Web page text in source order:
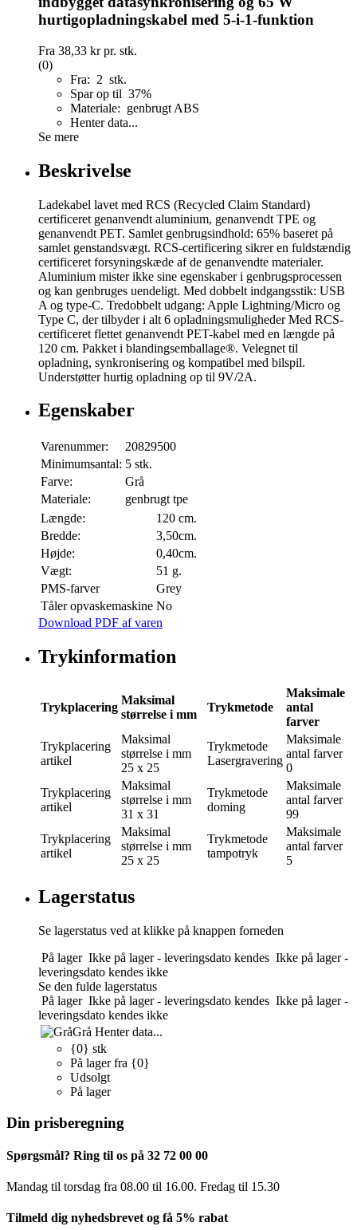
hurtigopladningskabel med 5-i-1-funktion
Fra 38,33 krpr. stk.
(0)
Fra: 2 stk.
Spar op til 37%
Materiale: genbrugt ABS
Henter data...
Se mere
Beskrivelse
Ladekabel lavet med RCS (Recycled Claim Standard)
certificeret genanvendt aluminium, genanvendt TPE og
genanvendt PET. Samlet genbrugsindhold: 65% baseret på
samlet genstandsvægt. RCS-certificering sikrer en fuldstændig
certificeret forsyningskæde af de genanvendte materialer.
Aluminium mister ikke sine egenskaber i genbrugsprocessen
og kan genbruges uendeligt. Med dobbelt indgangsstik: USB
A og type-C. Tredobbelt udgang: Apple Lightning/Micro og
Type C, der tilbyder i alt 6 opladningsmuligheder Med RCS-
certificeret flettet genanvendt PET-kabel med en længde på
120 cm. Pakket i blandingsemballage®. Velegnet til
opladning, synkronisering og kompatibel med bilspil.
Understøtter hurtig opladning op til 9V/2A.
Egenskaber
Varenummer:
20829500
Minimumsantal: 5 stk.
Farve:
Grå
Materiale:
genbrugt tpe
Længde:
120 cm.
Bredde:
3,50cm.
Højde:
0,40cm.
Vægt:
51 g.
PMS-farver
Grey
Tåler opvaskemaskine No
Download PDF af varen
Trykinformation
Trykplacering
Maksimal
størrelse i mm
Trykmetode
Maksimale
antal
farver
Trykplacering
artikel
Maksimal
størrelse i mm
25 x 25
Trykmetode
Lasergravering
Maksimale
antal farver
0
Trykplacering
artikel
Maksimal
størrelse i mm
31 x 31
Trykmetode
doming
Maksimale
antal farver
99
Trykplacering
artikel
Maksimal
størrelse i mm
25 x 25
Trykmetode
tampotryk
Maksimale
antal farver
5
Lagerstatus
Se lagerstatus ved at klikke på knappen forneden
På lager Ikke på lager - leveringsdato kendes Ikke på lager -
leveringsdato kendes ikke
Se den fulde lagerstatus
På lager Ikke på lager - leveringsdato kendes Ikke på lager -
leveringsdato kendes ikke
Grå Henter data...
{0} stk
På lager fra {0}
Udsolgt
På lager
Din prisberegning
Spørgsmål? Ring til os på 32 72 00 00
Mandag til torsdag fra 08.00 til 16.00. Fredag ​​til 15.30
Tilmeld dig nyhedsbrevet og få 5% rabat